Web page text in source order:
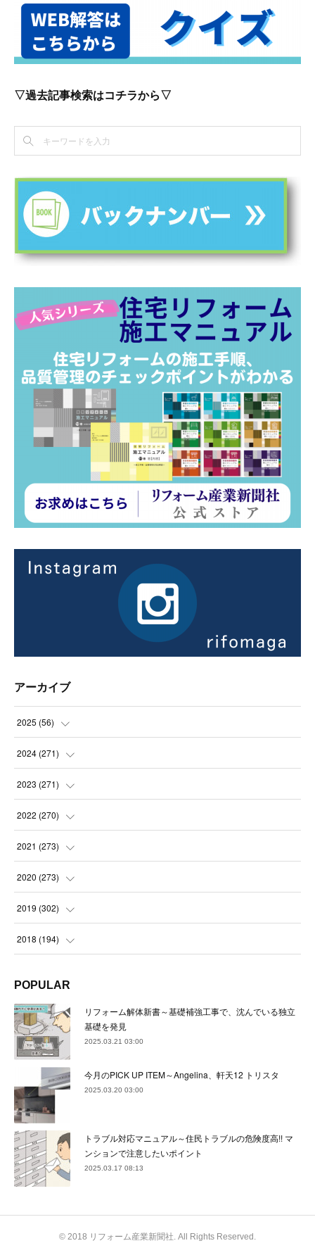
▽過去記事検索はコチラから▽
アーカイブ
2025 (56)
(14
(21
(21
2024 (271)
(21
(22
(23
(22
(24)
22)
(22)
(22)
(25
2023 (271)
(22
(23
(23
(21
(23 )
(24
(21
(24)
(21
( 23)
2022 (270)
(23
(23
(22
(23
(22 )
(23
(23
(22)
(24
( 21)
(20)
2021 (273)
(24
(23
(22
(23)
(23
(22)
(23
( 24)
(21)
2020 (273)
(24
(22
(22)
(24
(24)
(23
( 21)
(22)
)
2019 (302)
(23
(22)
(21)
(27)
(22
33)
(28)
)
2018 (194)
(17)
(32)
(36)
(30
34)
(8 )
POPULAR
リフォーム解体新書～基礎補強工事で、沈んでいる独立
基礎を発見
2025.03.21 03:00
今月のPICK UP ITEM～Angelina、軒天12 トリスタ
2025.03.20 03:00
トラブル対応マニュアル～住民トラブルの危険度高!! マ
ンションで注意したいポイント
2025.03.17 08:13
© 2018 リフォーム産業新聞社. All Rights Reserved.